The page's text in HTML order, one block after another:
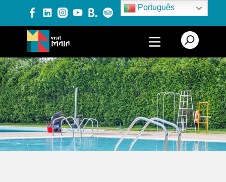
Português
PRODUTOS E SERVIÇOS
EXPERIÊNCIAS
EVENTOS